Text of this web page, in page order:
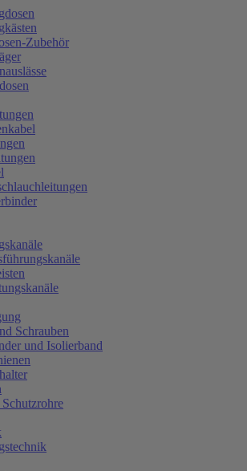
Zubehör
Schrauben
und Isolierband